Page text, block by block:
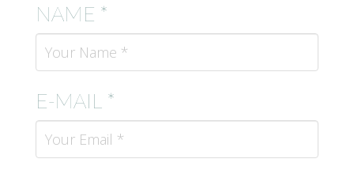
NAME *
E-MAIL *